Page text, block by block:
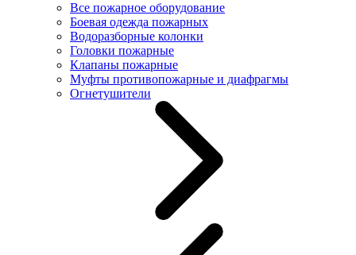
Все пожарное оборудование
Боевая одежда пожарных
Водоразборные колонки
Головки пожарные
Клапаны пожарные
Муфты противопожарные и диафрагмы
Огнетушители